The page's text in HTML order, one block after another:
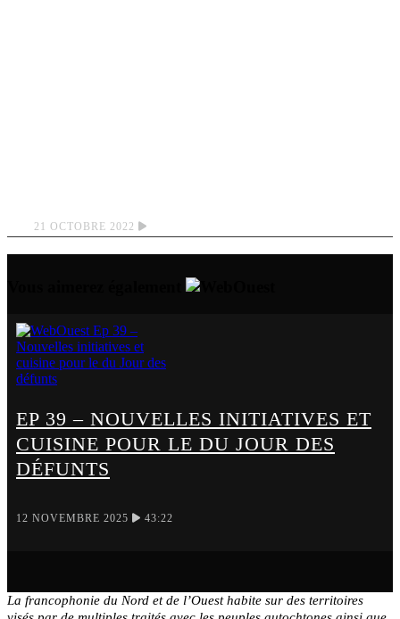
21 OCTOBRE 2022
EP 39 – NOUVELLES INITIATIVES ET
CUISINE POUR LE DU JOUR DES
DÉFUNTS
12 NOVEMBRE 2025 43:22
La francophonie du Nord et de l’Ouest habite sur des territoires